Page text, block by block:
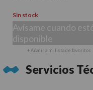
Sin stock
Avísame cuando
disponible
+ Añadir a mi lista de favoritos
Servicios